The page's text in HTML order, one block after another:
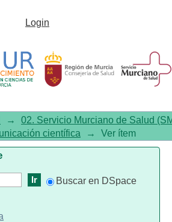
nutrition in
an area of the
Spain
Login
→
02. Servicio Murciano de Salud
científica
→ Ver ítem
Buscar en DSpace